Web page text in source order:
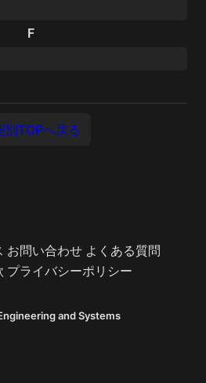
F
別TOPへ戻る
and Systems
お問い合わせ よくある質問
プライバシーポリシー